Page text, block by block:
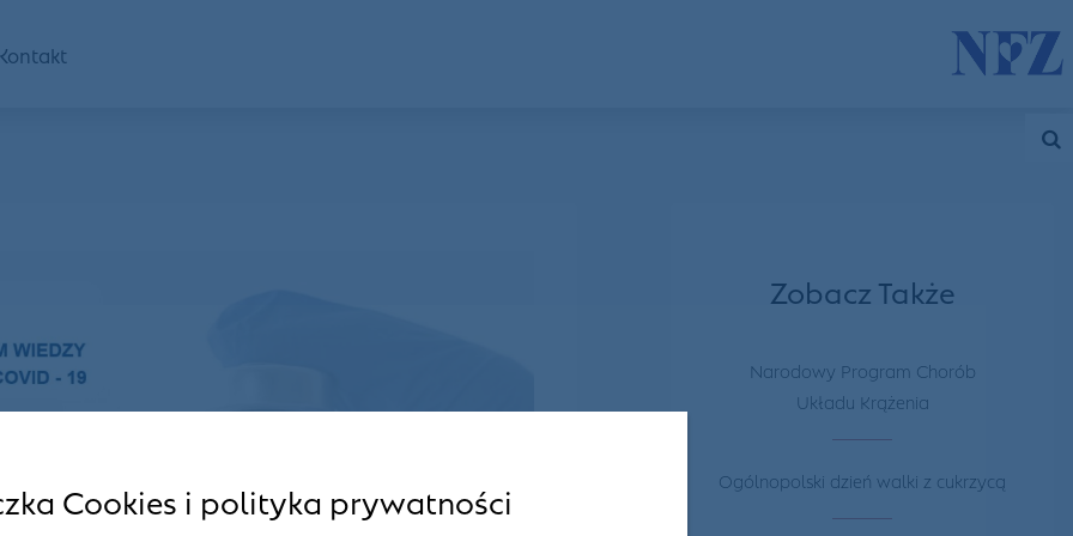
Zobacz Także
Narodowy Program Chorób
Układu Krążenia
Ogólnopolski dzień walki z cukrzycą
Cookies i polityka prywatności